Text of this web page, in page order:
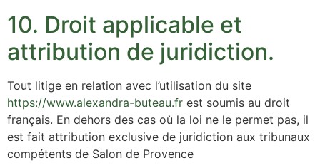
10. Droit applicable et
attribution de juridiction.
Tout litige en relation avec l’utilisation du site
https://www.alexandra-buteau.fr est soumis au droit
français. En dehors des cas où la loi ne le permet pas, il
est fait attribution exclusive de juridiction aux tribunaux
compétents de Salon de Provence